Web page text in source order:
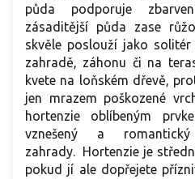
půda podporuje
zásaditější půda zase
skvěle poslouží jako
zahradě, záhonu či na
kvete na loňském dřevě,
jen mrazem poškozené
hortenzie oblíbeným
vznešený a
zahrady. Hortenzie je
pokud jí ale dopřejete